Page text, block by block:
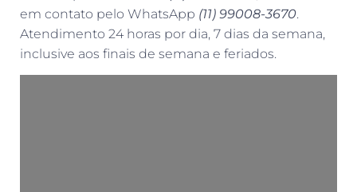
em contato pelo WhatsApp (11) 99008-3670.
Atendimento 24 horas por dia, 7 dias da semana,
inclusive aos finais de semana e feriados.